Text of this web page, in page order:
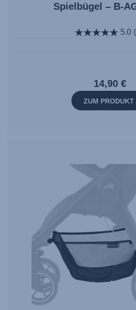
Spielbügel – B-
5.0
14,90 €
ZUM PRODUKT